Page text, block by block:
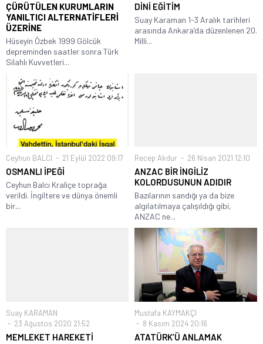
ÇÜRÜTÜLEN KURUMLARIN
YANILTICI ALTERNATİFLERİ
ÜZERİNE
Hüseyin Özbek 1999 Gölcük
depreminden saatler sonra Türk
Silahlı Kuvvetleri...
DİNİ EĞİTİM
Suay Karaman 1-3 Aralık tarihleri
arasında Ankara’da düzenlenen 20.
Milli...
Ceyhun BALCI 21 Eylül 2022 09:17
OSMANLI İPEĞİ
Ceyhun Balcı Kraliçe toprağa
verildi. İngiltere ve dünya önemli
bir...
Recep Akdur 26 Nisan 2021 12:10
ANZAC BİR İNGİLİZ
KOLORDUSUNUN ADIDIR
Bazılarının sandığı ya da bize
algılatılmaya çalışıldığı gibi,
ANZAC ne...
Suay KARAMAN
23 Ağustos 2020 21:52
MEMLEKET HAREKETİ
Mustafa KAYMAKÇI
8 Kasım 2024 20:16
ATATÜRK’Ü ANLAMAK